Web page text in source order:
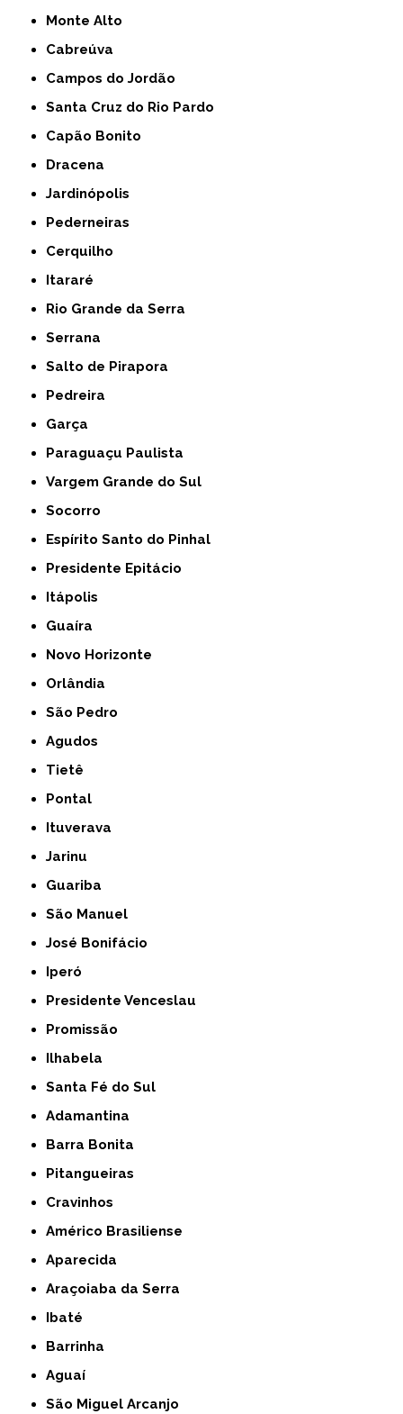
Monte Alto
Cabreúva
Campos do Jordão
Santa Cruz do Rio Pardo
Capão Bonito
Dracena
Jardinópolis
Pederneiras
Cerquilho
Itararé
Rio Grande da Serra
Serrana
Salto de Pirapora
Pedreira
Garça
Paraguaçu Paulista
Vargem Grande do Sul
Socorro
Espírito Santo do Pinhal
Presidente Epitácio
Itápolis
Guaíra
Novo Horizonte
Orlândia
São Pedro
Agudos
Tietê
Pontal
Ituverava
Jarinu
Guariba
São Manuel
José Bonifácio
Iperó
Presidente Venceslau
Promissão
Ilhabela
Santa Fé do Sul
Adamantina
Barra Bonita
Pitangueiras
Cravinhos
Américo Brasiliense
Aparecida
Araçoiaba da Serra
Ibaté
Barrinha
Aguaí
São Miguel Arcanjo